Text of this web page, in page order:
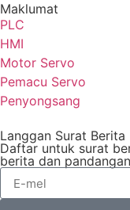
Maklumat
PLC
HMI
Motor Servo
Pemacu Servo
Penyongsang
Langgan Surat Berita
Daftar untuk surat
berita dan